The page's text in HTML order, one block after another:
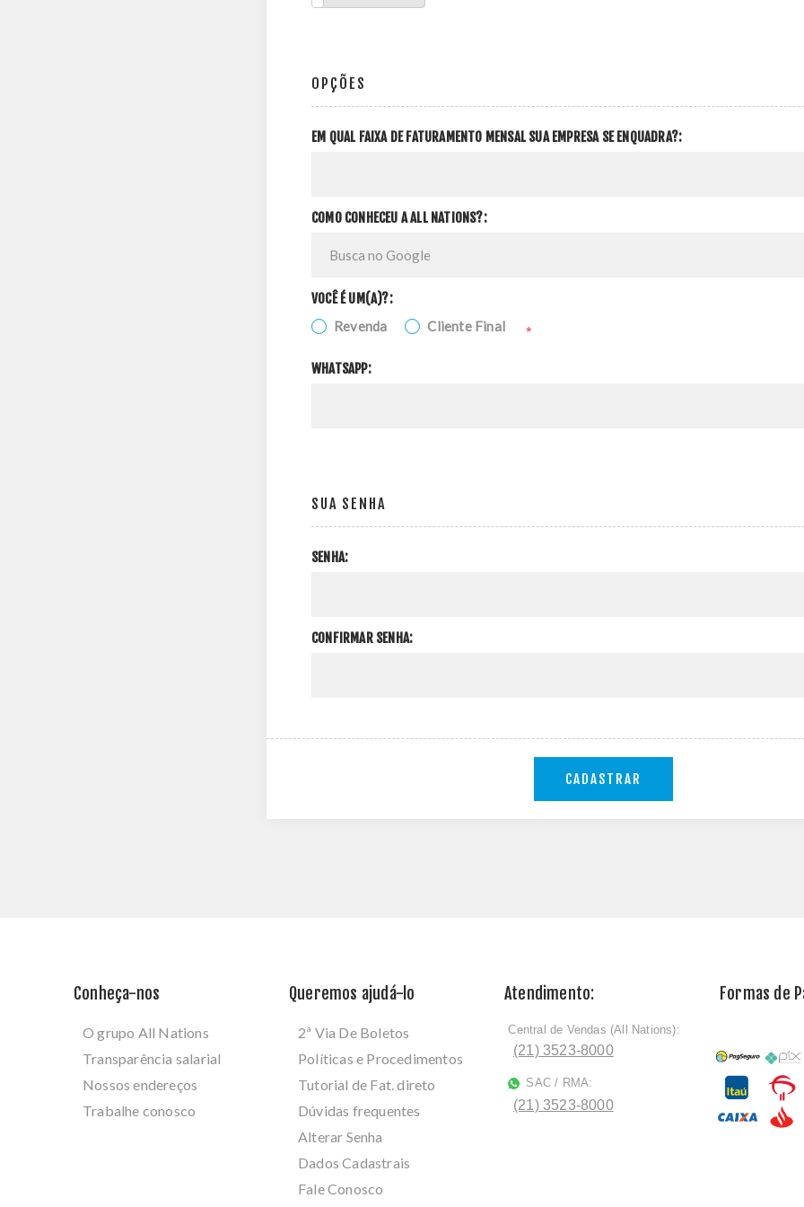
OPÇÕES
EM QUAL FAIXA DE FATURAMENTO MENSAL SUA EMPRESA SE ENQUADRA?:
COMO CONHECEU A ALL NATIONS?:
VOCÊ É UM(A)?:
Revenda Cliente Final *
WHATSAPP:
SUA SENHA
SENHA:
CONFIRMAR SENHA:
CADASTRAR
Conheça-nos
O grupo All Nations
Transparência salarial
Nossos endereços
Trabalhe conosco
Queremos ajudá-lo
2ª Via De Boletos
Políticas e Procedimentos
Tutorial de Fat. direto
Dúvidas frequentes
Alterar Senha
Dados Cadastrais
Fale Conosco
Atendimento:
ﾠCentral de Vendas (All Nations):
(21) 3523-8000
SAC / RMA:
(21) 3523-8000
Formas de